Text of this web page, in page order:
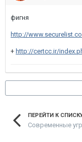
фигня
http://
+ http://certcc.ir/
ПЕРЕЙТИ К
Современные